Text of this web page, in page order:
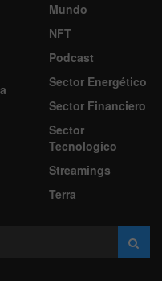
Mundo
NFT
Podcast
Sector Energético
Sector Financiero
Sector
Tecnologico
Streamings
Terra